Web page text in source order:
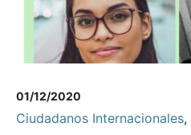
01/12/2020
Ciudadanos Internacionales,